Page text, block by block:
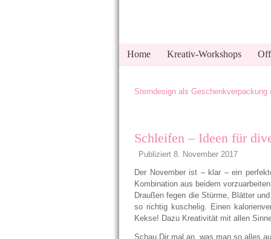
Home Kreativ-Workshops
Sterndesign als Geschenkverpackung
Schleifen – Ideen für
Publiziert 8. November 2017
Der November ist – klar – ein
Kombination aus beidem
Draußen fegen die Stürme, Blätter
so richtig kuschelig. Einen
Kekse! Dazu Kreativität mit allen
Schau Dir mal an, was man so alles